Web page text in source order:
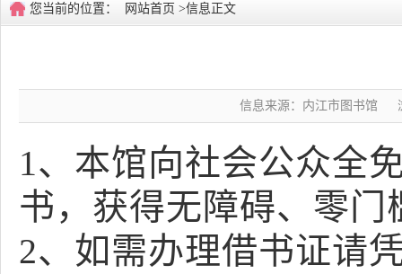
您当前的位置： 网站首页 >信息正文
信息来源：内江市图书馆
1、本馆向社会公众全
书，获得无障碍、零
2、如需办理借书证请